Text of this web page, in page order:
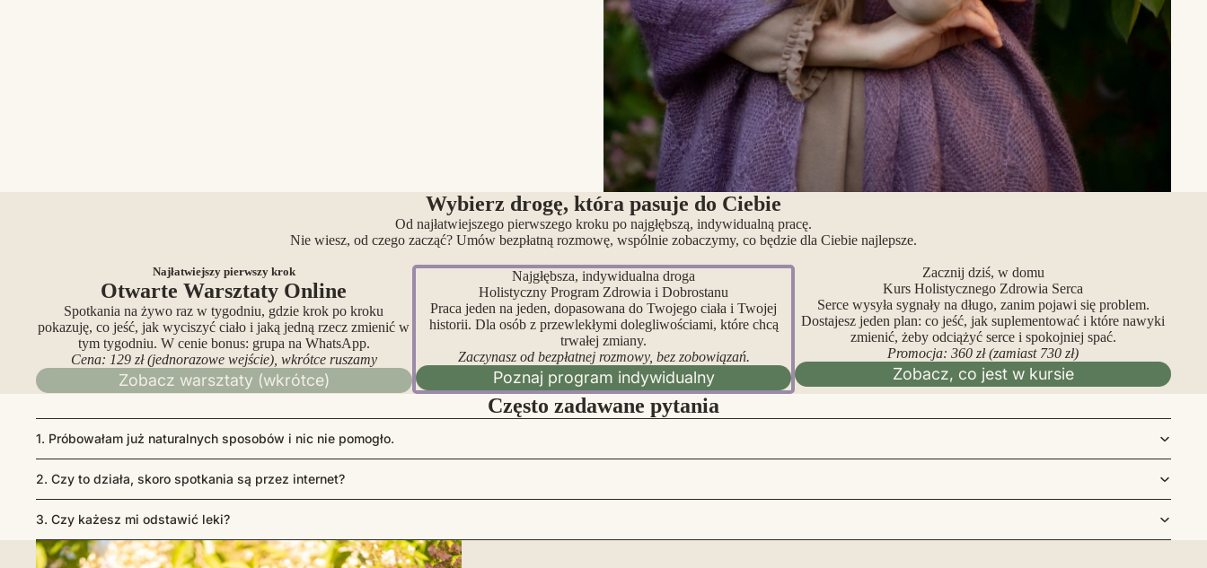
Wybierz drogę, która pasuje do Ciebie
Od najłatwiejszego pierwszego kroku po najgłębszą, indywidualną pracę.
Nie wiesz, od czego zacząć? Umów bezpłatną rozmowę, wspólnie zobaczymy, co będzie dla Ciebie najlepsze.
Najłatwiejszy pierwszy krok
Otwarte Warsztaty Online
Spotkania na żywo raz w tygodniu, gdzie krok po kroku
pokazuję, co jeść, jak wyciszyć ciało i jaką jedną rzecz zmienić w
tym tygodniu. W cenie bonus: grupa na WhatsApp.
Cena: 129 zł (jednorazowe wejście), wkrótce ruszamy
Zobacz warsztaty (wkrótce)
Najgłębsza, indywidualna droga
Holistyczny Program Zdrowia i Dobrostanu
Praca jeden na jeden, dopasowana do Twojego ciała i Twojej
historii. Dla osób z przewlekłymi dolegliwościami, które chcą
trwałej zmiany.
Zaczynasz od bezpłatnej rozmowy, bez zobowiązań.
Poznaj program indywidualny
Zacznij dziś, w domu
Kurs Holistycznego Zdrowia Serca
Serce wysyła sygnały na długo, zanim pojawi się problem.
Dostajesz jeden plan: co jeść, jak suplementować i które nawyki
zmienić, żeby odciążyć serce i spokojniej spać.
Promocja: 360 zł (zamiast 730 zł)
Zobacz, co jest w kursie
Często zadawane pytania
1. Próbowałam już naturalnych sposobów i nic nie pomogło.
2. Czy to działa, skoro spotkania są przez internet?
3. Czy każesz mi odstawić leki?